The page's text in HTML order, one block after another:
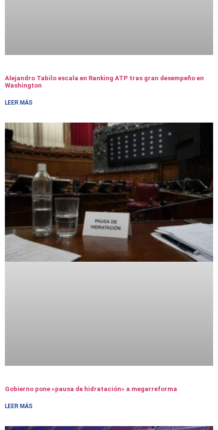
Alejandro Tabilo escala en Ranking ATP tras gran desempeño en
Washington
LEER MÁS
Gobierno pone «pausa de hidratación» a megarreforma
LEER MÁS